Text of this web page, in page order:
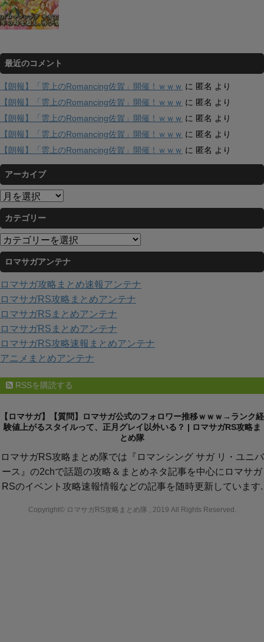
最近のコメント
【朗報】「雲上のRomancing佐賀」開催！ｗｗｗ に 匿名 より
【朗報】「雲上のRomancing佐賀」開催！ｗｗｗ に 匿名 より
【朗報】「雲上のRomancing佐賀」開催！ｗｗｗ に 匿名 より
【朗報】「雲上のRomancing佐賀」開催！ｗｗｗ に 匿名 より
【朗報】「雲上のRomancing佐賀」開催！ｗｗｗ に 匿名 より
アーカイブ
ア
ー
カ
イ
ブ
カテゴリー
カ
テ
ゴ
リ
ー
ロマサガアンテナ
ロマサガ攻略まとめ速報アンテナ
ロマサガRS攻略まとめアンテナ
ロマサガRSまとめアンテナ
ロマサガRSまとめアンテナ
ロマサガRS攻略速報まとめアンテナ
アニメまとめアンテナ
RSSを購読する
【ロマサガ】【質問】ロマサガ公式のフォロワー推移ｗｗｗ→ランク経
験値上がるスタイルって、正月グレイ以外いる？ | ロマサガRS攻略ま
とめ隊
ロマサガRS攻略まとめ隊では『ロマンシング サガ リ・ユニバ
ース』の2chで話題の攻略＆まとめネタ記事を中心にロマサガ
RSのイベント攻略速報情報などの記事を随時更新しています.
Copyright© ロマサガRS攻略まとめ隊 , 2019 All Rights Reserved.